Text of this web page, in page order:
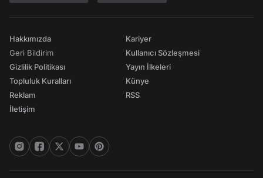
Hakkımızda
Geri Bildirim
Gizlilik Politikası
Topluluk Kuralları
Reklam
İletişim
Kariyer
Kullanıcı Sözleşmesi
Yayın İlkeleri
Künye
RSS